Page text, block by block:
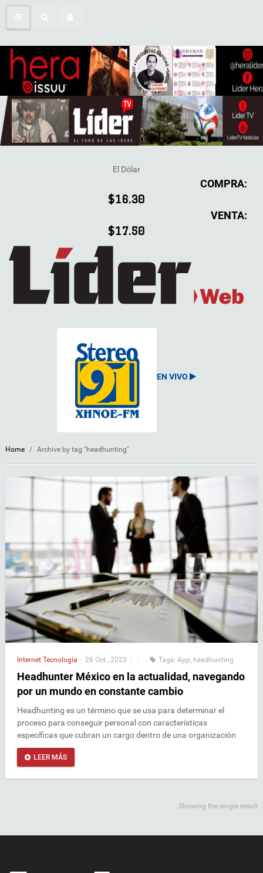
El Dólar
COMPRA:
$16.30
VENTA:
$17.50
EN VIVO
Home / Archive by tag "headhunting"
Internet Tecnología | 26 Oct , 2023 | | | Tags: App headhunting
Headhunter México en la actualidad, navegando
por un mundo en constante cambio
Headhunting es un término que se usa para determinar el
proceso para conseguir personal con características
específicas que cubran un cargo dentro de una organización
LEER MÁS
Showing the single result